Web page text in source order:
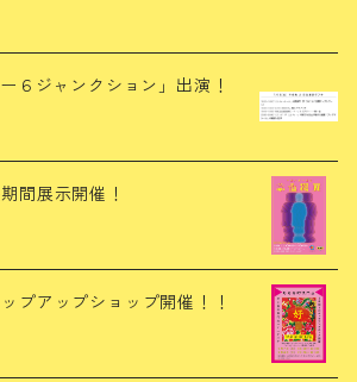
６ジャンクション」出演！
間展示開催！
プアップショップ開催！！